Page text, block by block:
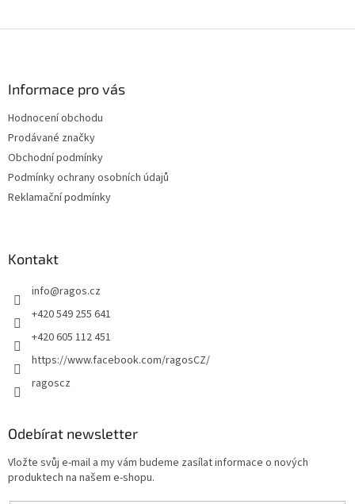
Informace pro vás
Hodnocení obchodu
Prodávané značky
Obchodní podmínky
Podmínky ochrany osobních údajů
Reklamační podmínky
Kontakt
info@ragos.cz
+420 549 255 641
+420 605 112 451
https://www.facebook.com/ragosCZ/
ragoscz
Odebírat newsletter
Vložte svůj e-mail a my vám budeme zasílat informace o nových
produktech na našem e-shopu.